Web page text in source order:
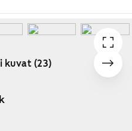
kuvat (23)